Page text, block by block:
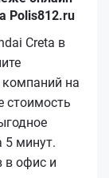
Polis812.ru
Creta в
на
стоимость
5 минут.
в офис и